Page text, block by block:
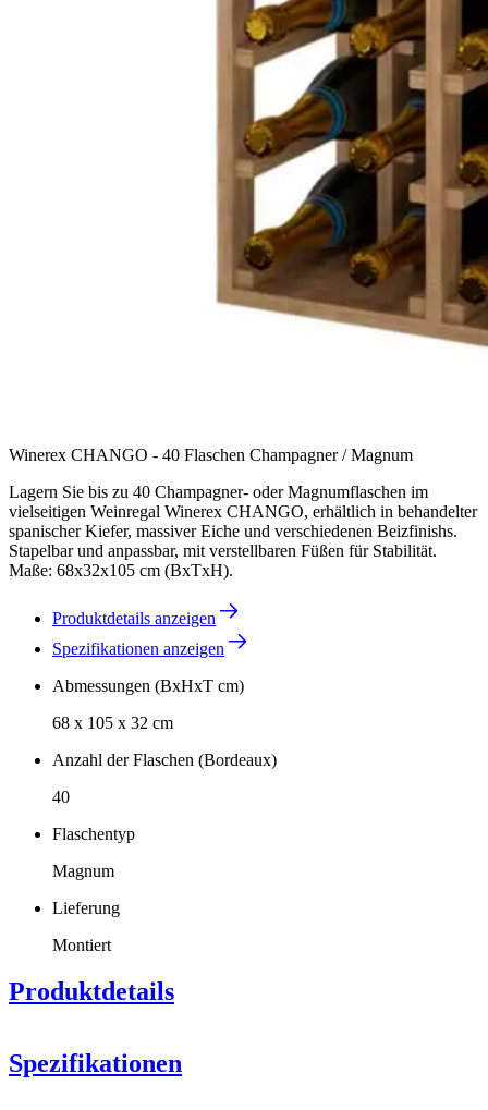
Winerex CHANGO - 40 Flaschen Champagner / Magnum
Lagern Sie bis zu 40 Champagner- oder Magnumflaschen im
vielseitigen Weinregal Winerex CHANGO, erhältlich in behandelter
spanischer Kiefer, massiver Eiche und verschiedenen Beizfinishs.
Stapelbar und anpassbar, mit verstellbaren Füßen für Stabilität.
Maße: 68x32x105 cm (BxTxH).
Produktdetails anzeigen
Spezifikationen anzeigen
Abmessungen (BxHxT cm)
68 x 105 x 32 cm
Anzahl der Flaschen (Bordeaux)
40
Flaschentyp
Magnum
Lieferung
Montiert
Produktdetails
Spezifikationen